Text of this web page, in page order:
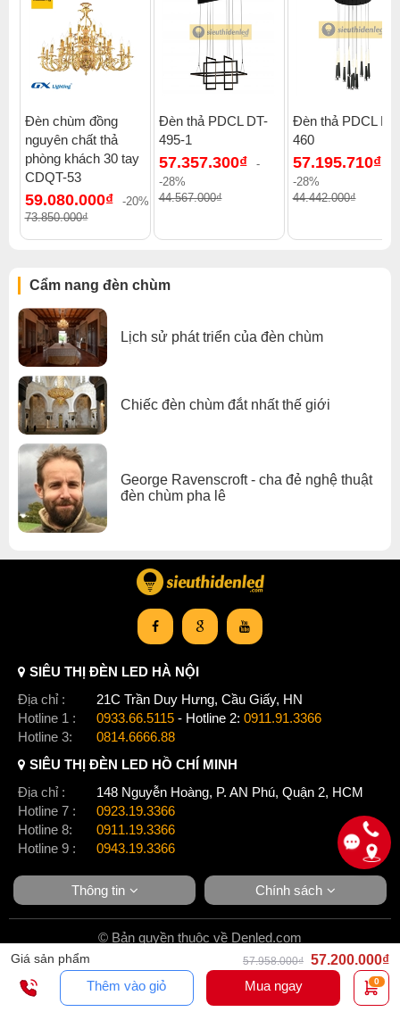
Đèn chùm đồng
nguyên chất thả
phòng khách 30 tay
CDQT-53
59.080.000₫
-20%
73.850.000₫
Đèn thả PDCL DT-
495-1
57.357.300₫
-
-28%
44.567.000₫
Đèn thả PDCL
460
57.195.710₫
-28%
44.442.000₫
Cẩm nang đèn chùm
Lịch sử phát triển của đèn chùm
Chiếc đèn chùm đắt nhất thế giới
George Ravenscroft - cha đẻ nghệ thuật
đèn chùm pha lê
Giá sản phẩm 57.958.000₫ 57.200.000₫
Thêm vào giỏ
Mua ngay 0
SIÊU THỊ ĐÈN LED HÀ NỘI
Địa chỉ :
21C Trần Duy Hưng, Cầu Giấy, HN
Hotline 1 :
0933.66.5115 - Hotline 2: 0911.91.3366
Hotline 3:
0814.6666.88
SIÊU THỊ ĐÈN LED HỒ CHÍ MINH
Địa chỉ :
148 Nguyễn Hoàng, P. AN Phú, Quận 2, HCM
Hotline 7 :
0923.19.3366
Hotline 8:
0911.19.3366
Hotline 9 :
0943.19.3366
Thông tin Chính sách
© Bản quyền thuộc về Denled.com